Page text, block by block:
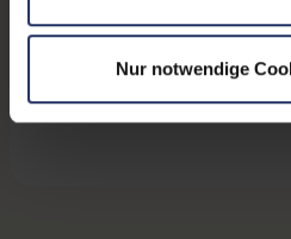
Nur notwendige
deren Laufzeiten
allen österreichischen
werden.